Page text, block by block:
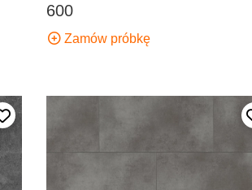
600
Zamów próbkę
Dodaj do ulubionych